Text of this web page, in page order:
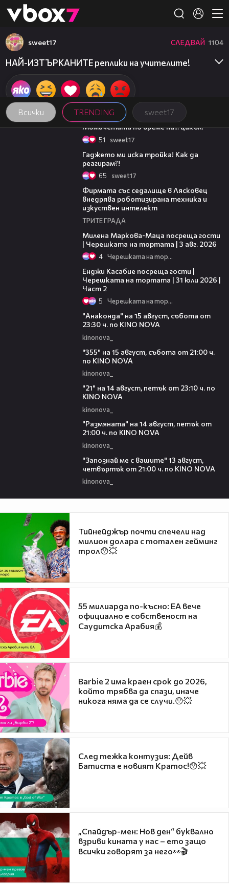
👾
Всички TRENDING sweet17
sweet17 СЛЕДВАЙ 1104
НАЙ-ИЗТЪРКАНИТЕ реплики на учителите!
06:51
Момичетата по време на... цикъл!
51 sweet17
Гаджето ми иска тройка! Как да
реагирам?!
65 sweet17
Фирмата със седалище в Лясковец
внедрява роботизирана техника и
изкуствен интелект
ТРИТЕ ГРАДА
Милена Маркова-Маца посреща гости
| Черешката на тортата | 3 авг. 2026
4 Черешката на тортата
Енджи Касабие посреща гости |
Черешката на тортата | 31 юли 2026 |
Част 2
5 Черешката на тортата
"Анаконда" на 15 август, събота от
23:30 ч. по KINO NOVA
kinonova_
"355" на 15 август, събота от 21:00 ч.
по KINO NOVA
kinonova_
"21" на 14 август, петък от 23:10 ч. по
KINO NOVA
kinonova_
"Размянaта" на 14 август, петък от
21:00 ч. по KINO NOVA
kinonova_
"Запознай ме с вашите" 13 август,
четвъртък от 21:00 ч. по KINO NOVA
kinonova_
Тийнейджър почти спечели над
милион долара с тотален гейминг
трол😯💥
55 милиарда по-късно: EA вече
официално е собственост на
Саудитска Арабия💰
Barbie 2 има краен срок до 2026,
който трябва да спази, иначе
никога няма да се случи.😯💥
След тежка контузия: Дейв
Батиста е новият Кратос!😯💥
„Спайдър-мен: Нов ден“ буквално
взриви кината у нас – ето защо
всички говорят за него👀🎬